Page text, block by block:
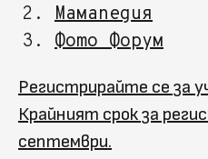
Мамапедия
Фото Форум
Регистрирайте се за
Крайният срок за
септември.